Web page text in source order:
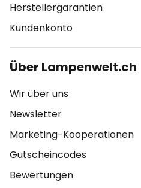
Herstellergarantien
Kundenkonto
Über Lampenwelt.ch
Wir über uns
Newsletter
Marketing-Kooperationen
Gutscheincodes
Bewertungen